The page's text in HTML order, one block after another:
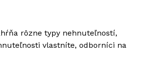
rôzne typy nehnuteľností,
vlastníte, odborníci na